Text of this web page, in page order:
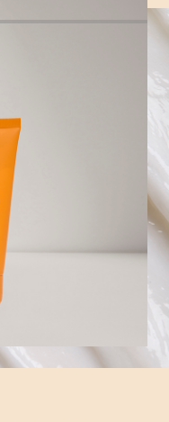
the drying action of
naturally soft